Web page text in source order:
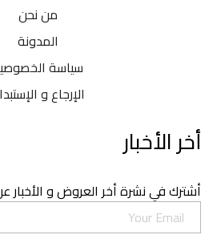
سياسة الخصوصية
الإرجاع و الإستبدال
في نشرة أخر العروض و الأخبار عن جميع